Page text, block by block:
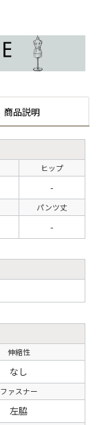
商品説明
ヒップ
-
パンツ丈
-
伸縮性
なし
ファスナー
左脇